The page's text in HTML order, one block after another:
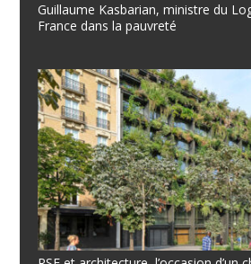
Guillaume Kasbarian, ministre du
France dans la pauvreté